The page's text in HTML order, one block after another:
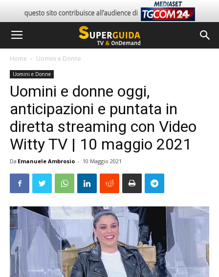
Home Uomini e Donne
Uomini e Donne
Uomini e donne oggi,
anticipazioni e puntata in
diretta streaming con Video
Witty TV | 10 maggio 2021
Da Emanuele Ambrosio - 10 Maggio 2021